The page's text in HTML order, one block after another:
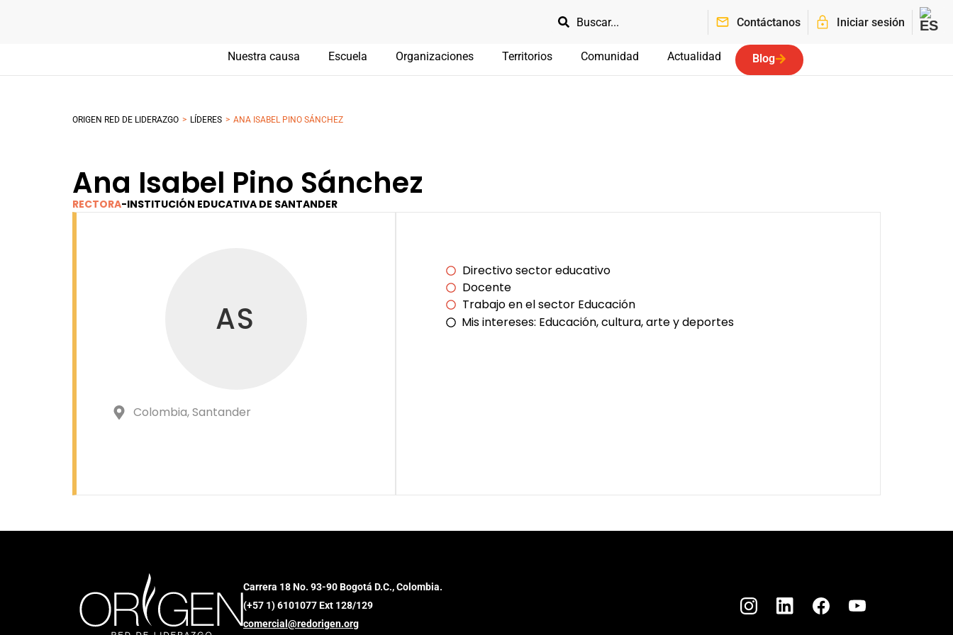
Contáctanos Iniciar sesión
Nuestra causa Escuela Organizaciones Territorios Comunidad Actualidad Blog
ORIGEN RED DE LIDERAZGO > LÍDERES > ANA ISABEL PINO SÁNCHEZ
Ana Isabel Pino Sánchez
RECTORA-INSTITUCIÓN EDUCATIVA DE SANTANDER
AS
Colombia, Santander
Directivo sector educativo
Docente
Trabajo en el sector Educación
Mis intereses: Educación, cultura, arte y deportes
Carrera 18 No. 93-90 Bogotá D.C., Colombia.
(+57 1) 6101077 Ext 128/129
comercial@redorigen.org